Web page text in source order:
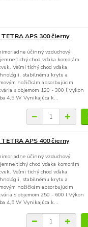
APS 300 čierny
účinný vzduchový
tichý chod vďaka komorám
Veľmi tichý chod vďaka
stabilnému krytu a
nožičkám absorbujúcim
s objemom 120 - 300 l Výkon
4,5 W Vynikajúca k...
APS 400 čierny
účinný vzduchový
tichý chod vďaka komorám
Veľmi tichý chod vďaka
stabilnému krytu a
nožičkám absorbujúcim
s objemom 250 - 600 l Výkon
4,5 W Vynikajúca k...